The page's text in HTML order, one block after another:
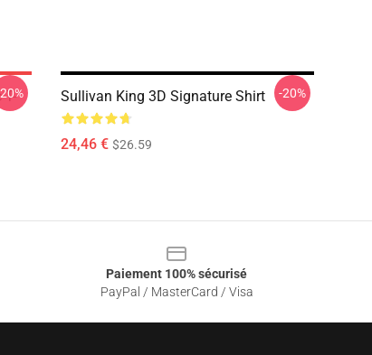
T-
Sullivan King 3D Signature Shirt
24,46 € $26.59
-20%
Paiement 100% sécurisé
PayPal / MasterCard / Visa